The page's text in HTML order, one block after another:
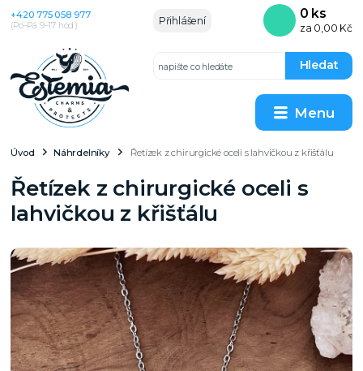
Menu
Přihlášení
Hledat
+420 775 058 977
(Po–Pá 9–17 hod.)
0 ks
za 0,00 Kč
Úvod Náhrdelníky Řetízek z chirurgické oceli s lahvičkou z křišťálu
Řetízek z chirurgické oceli s
lahvičkou z křišťálu